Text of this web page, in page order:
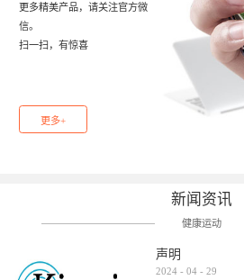
更多精美产品，请关注官方微
信。
扫一扫，有惊喜
更多+
新闻资讯
健康运动
声明
2024 - 04 - 29